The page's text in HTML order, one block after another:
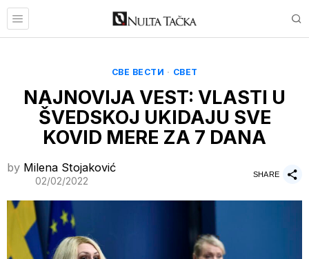
СВЕ ВЕСТИ · СВЕТ
NAJNOVIJA VEST: VLASTI U
ŠVEDSKOJ UKIDAJU SVE
KOVID MERE ZA 7 DANA
by Milena Stojaković
02/02/2022
SHARE